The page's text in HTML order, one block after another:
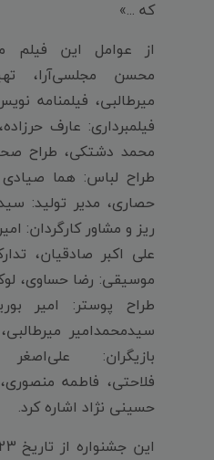
که ...»
از عوامل این فیلم
محسن مجلسی‌آرا،
میرطالبی، فیلمنامه
فیلمبرداری: عارف
محمد دشتکی، طراح
طراح لباس: هما صیادی
حصاری، مدیر تولید:
ریز و مشاور کارگردان:
علی اکبر صادقیان،
موسیقی: رضا حساوی،
طراح پوستر: امیر
سیدمحمدامیر
بازیگران:
فلاحتی، فاطمه
حسینی نژاد اشاره کرد.